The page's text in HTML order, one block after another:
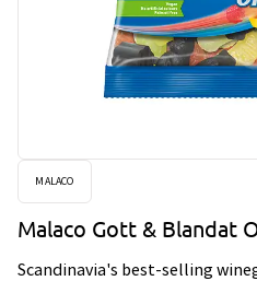
MALACO
Malaco Gott & Blandat
Scandinavia's best-selling